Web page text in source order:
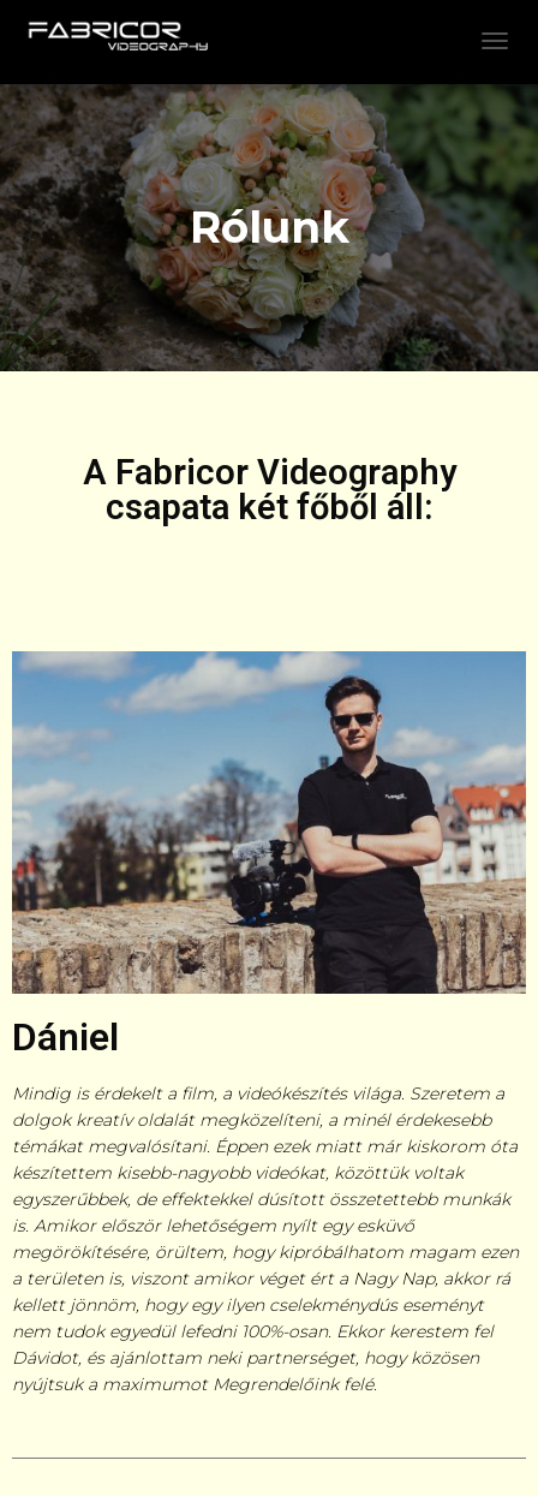
O
N
A
T
I
Rólunk
A Fabricor Videography
csapata két főből áll:
Dániel
Mindig is érdekelt a film, a videókészítés világa. Szeretem a
dolgok kreatív oldalát megközelíteni, a minél érdekesebb
témákat megvalósítani. Éppen ezek miatt már kiskorom óta
készítettem kisebb-nagyobb videókat, közöttük voltak
egyszerűbbek, de effektekkel dúsított összetettebb munkák
is. Amikor először lehetőségem nyílt egy esküvő
megörökítésére, örültem, hogy kipróbálhatom magam ezen
a területen is, viszont amikor véget ért a Nagy Nap, akkor rá
kellett jönnöm, hogy egy ilyen cselekménydús eseményt
nem tudok egyedül lefedni 100%-osan. Ekkor kerestem fel
Dávidot, és ajánlottam neki partnerséget, hogy közösen
nyújtsuk a maximumot Megrendelőink felé.